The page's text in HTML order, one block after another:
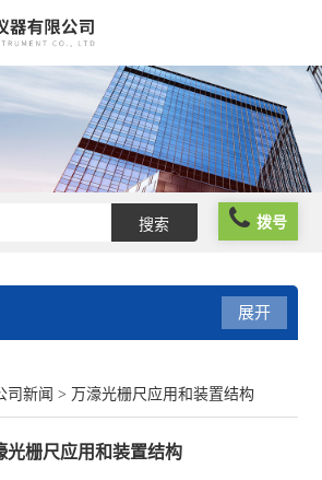
拨号
展开
司新闻 > 万濠光栅尺应用和装置结构
光栅尺应用和装置结构